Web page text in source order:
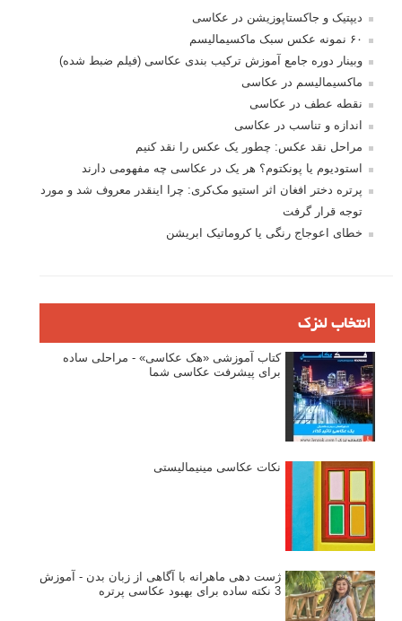
دیپتیک و جاکستا‌پوزیشن در عکاسی
۶۰ نمونه عکس سبک ماکسیمالیسم
وبینار دوره جامع آموزش ترکیب بندی عکاسی (فیلم ضبط شده)
ماکسیمالیسم در عکاسی
نقطه عطف در عکاسی
اندازه و تناسب در عکاسی
مراحل نقد عکس: چطور یک عکس را نقد کنیم
استودیوم یا پونکتوم؟ هر یک در عکاسی چه مفهومی دارند
پرتره دختر افغان اثر استیو مک‌کری: چرا اینقدر معروف شد و مورد
توجه قرار گرفت
خطای اعوجاج رنگی یا کروماتیک ابریشن
انتخاب لنزک
کتاب آموزشی «هک عکاسی» - مراحلی ساده
برای پیشرفت عکاسی شما
نکات عکاسی مینیمالیستی
ژست دهی ماهرانه با آگاهی از زبان بدن - آموزش
3 نکته ساده برای بهبود عکاسی پرتره